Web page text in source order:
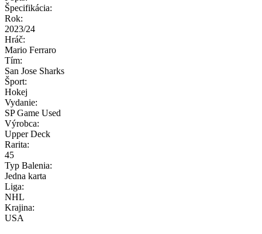
Špecifikácia:
Rok:
2023/24
Hráč:
Mario Ferraro
Tím:
San Jose Sharks
Šport:
Hokej
Vydanie:
SP Game Used
Výrobca:
Upper Deck
Rarita:
45
Typ Balenia:
Jedna karta
Liga:
NHL
Krajina:
USA